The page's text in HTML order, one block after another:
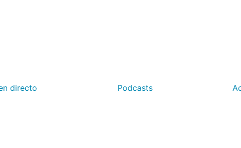
directo Podcasts